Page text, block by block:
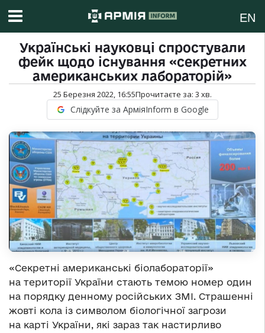
EN
Українські науковці спростували
фейк щодо існування «секретних
американських лабораторій»
25 Березня 2022, 16:55Прочитаєте за: 3 хв.
Слідкуйте за АрміяInform в Google
«Секретні американські біолабораторії»
на території України стають темою номер один
на порядку денному російських ЗМІ. Страшенні
жовті кола із символом біологічної загрози
на карті України, які зараз так настирливо